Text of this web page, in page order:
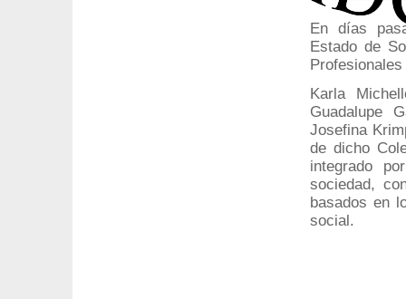
En días
Estado de
Karla
Guadalupe
Josefina
de dicho
integrado
sociedad,
basados en
social.